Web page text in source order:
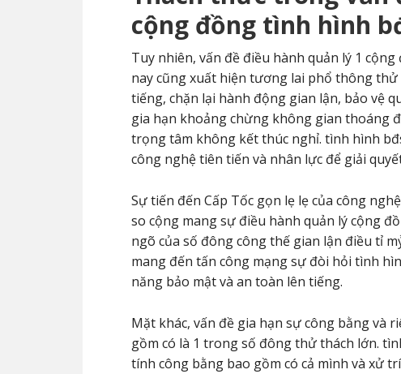
cộng đồng tình hình
Tuy nhiên, vấn đề điều hành quản lý 1
nay cũng xuất hiện tương lai phổ thông
tiếng, chặn lại hành động gian lận, bảo vệ
gia hạn khoảng chừng không gian thoáng
trọng tâm không kết thúc nghỉ. tình hình
công nghệ tiên tiến và nhân lực để giải
Sự tiến đến Cấp Tốc gọn lẹ lẹ của công
so cộng mang sự điều hành quản lý cộng
ngõ của số đông công thế gian lận điều tỉ
mang đến tấn công mạng sự đòi hỏi tình
năng bảo mật và an toàn lên tiếng.
Mặt khác, vấn đề gia hạn sự công bằng và
gồm có là 1 trong số đông thử thách lớn.
tính công bằng bao gồm có cả mình và xử